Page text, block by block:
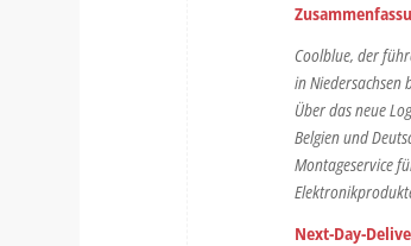
Coolblue, der
in Niedersachsen
Über das neue
Belgien und
Montageservice
Next-Day-